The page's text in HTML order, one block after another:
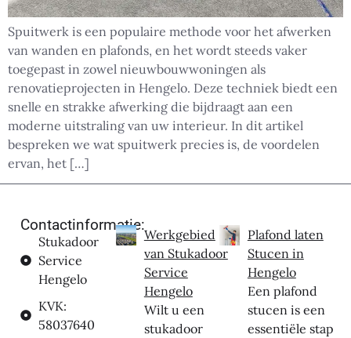
Spuitwerk is een populaire methode voor het afwerken
van wanden en plafonds, en het wordt steeds vaker
toegepast in zowel nieuwbouwwoningen als
renovatieprojecten in Hengelo. Deze techniek biedt een
snelle en strakke afwerking die bijdraagt aan een
moderne uitstraling van uw interieur. In dit artikel
bespreken we wat spuitwerk precies is, de voordelen
ervan, het […]
Contactinformatie:
Stukadoor
Service
Hengelo
KVK:
58037640
Werkgebied
van Stukadoor
Service
Hengelo
Wilt u een
stukadoor
Plafond laten
Stucen in
Hengelo
Een plafond
stucen is een
essentiële stap